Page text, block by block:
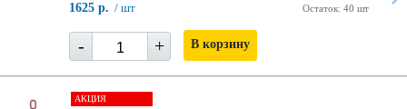
Остаток: 40 шт
1625 р. / шт
- + В корзину
АКЦИЯ